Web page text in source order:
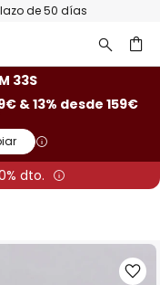
de 50 días
33S
& 13% desde 159€
dto.